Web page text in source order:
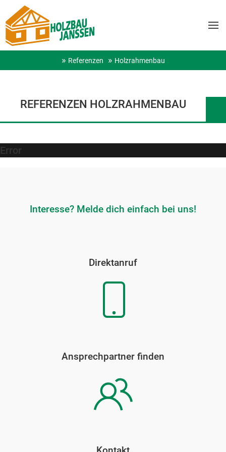
Referenzen Holzrahmenbau
REFERENZEN HOLZRAHMENBAU
Error
Interesse? Melde dich einfach bei uns!
Direktanruf
Ansprechpartner finden